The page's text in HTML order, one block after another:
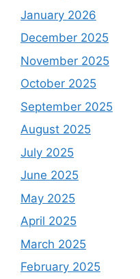
January 2026
December 2025
November 2025
October 2025
September 2025
August 2025
July 2025
June 2025
May 2025
April 2025
March 2025
February 2025